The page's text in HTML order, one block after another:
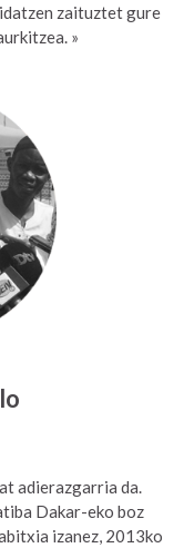
zaituztet gure
»
adierazgarria da.
Dakar-eko boz
izanez, 2013ko